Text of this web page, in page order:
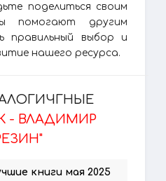
поделиться своим
помогают другим
правильный выбор и
нашего ресурса.
- ВЛАДИМИР
книги мая 2025